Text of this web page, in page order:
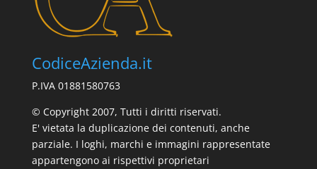
CodiceAzienda.it
P.IVA 01881580763
© Copyright 2007, Tutti i diritti riservati.
E' vietata la duplicazione dei contenuti, anche
parziale. I loghi, marchi e immagini rappresentate
appartengono ai rispettivi proprietari